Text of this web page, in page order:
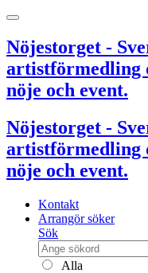
Nöjestorget -
artistförmedling
nöje och event.
Nöjestorget -
artistförmedling
nöje och event.
Kontakt
Arrangör söker
Sök
Alla